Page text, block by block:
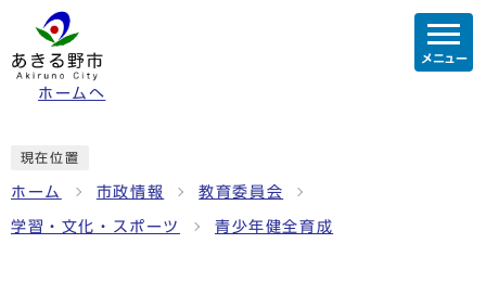
ホームへ
メニュー
現在位置
ホーム 市政情報 教育委員会
学習・文化・スポーツ 青少年健全育成